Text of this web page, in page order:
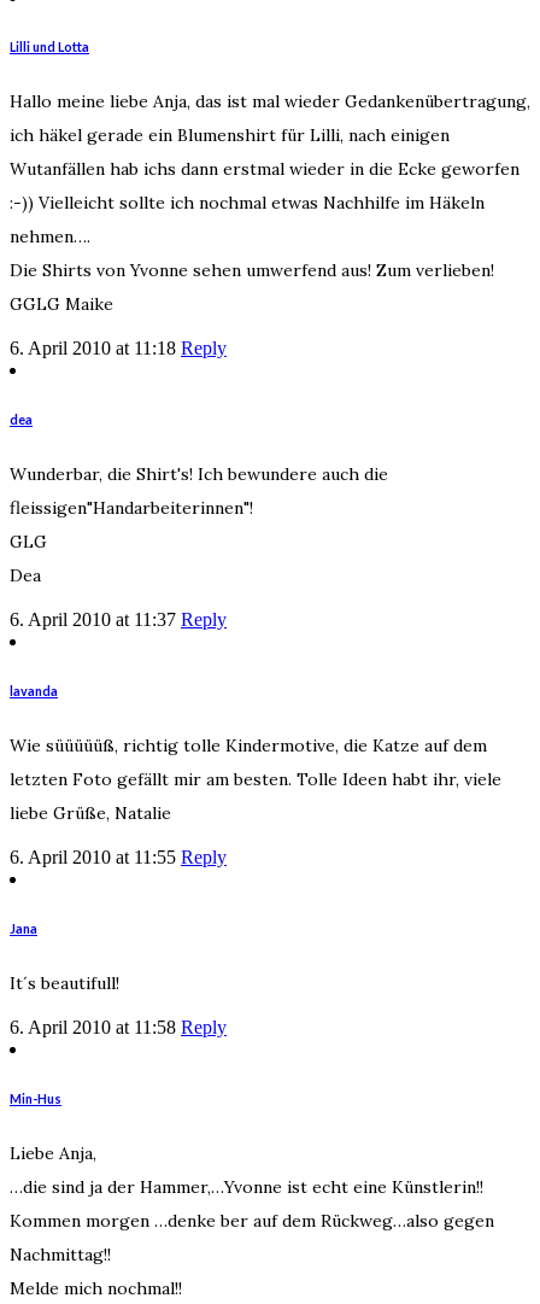
Lilli und Lotta
Hallo meine liebe Anja, das ist mal wieder Gedankenübertragung,
ich häkel gerade ein Blumenshirt für Lilli, nach einigen
Wutanfällen hab ichs dann erstmal wieder in die Ecke geworfen
:-)) Vielleicht sollte ich nochmal etwas Nachhilfe im Häkeln
nehmen….
Die Shirts von Yvonne sehen umwerfend aus! Zum verlieben!
GGLG Maike
6. April 2010 at 11:18 Reply
dea
Wunderbar, die Shirt's! Ich bewundere auch die
fleissigen"Handarbeiterinnen"!
GLG
Dea
6. April 2010 at 11:37 Reply
lavanda
Wie süüüüüß, richtig tolle Kindermotive, die Katze auf dem
letzten Foto gefällt mir am besten. Tolle Ideen habt ihr, viele
liebe Grüße, Natalie
6. April 2010 at 11:55 Reply
Jana
It´s beautifull!
6. April 2010 at 11:58 Reply
Min-Hus
Liebe Anja,
…die sind ja der Hammer,…Yvonne ist echt eine Künstlerin!!
Kommen morgen …denke ber auf dem Rückweg…also gegen
Nachmittag!!
Melde mich nochmal!!